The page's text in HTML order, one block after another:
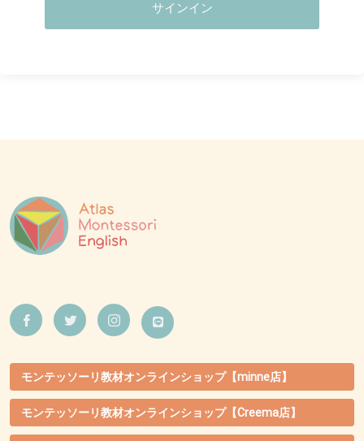
サインイン
モンテッソーリ教材オンラインショップ【minne店】
モンテッソーリ教材オンラインショップ【Creema店】